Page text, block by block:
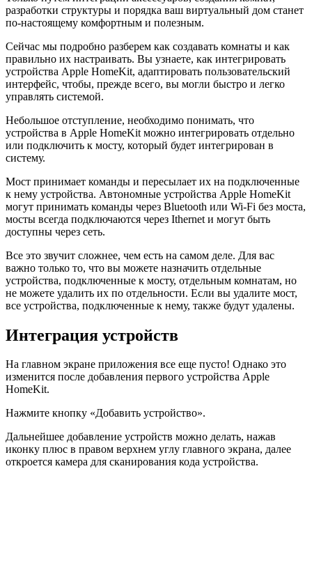
разработки структуры и порядка ваш виртуальный дом станет
по-настоящему комфортным и полезным.
Сейчас мы подробно разберем как создавать комнаты и как
правильно их настраивать. Вы узнаете, как интегрировать
устройства Apple HomeKit, адаптировать пользовательский
интерфейс, чтобы, прежде всего, вы могли быстро и легко
управлять системой.
Небольшое отступление, необходимо понимать, что
устройства в Apple HomeKit можно интегрировать отдельно
или подключить к мосту, который будет интегрирован в
систему.
Мост принимает команды и пересылает их на подключенные
к нему устройства. Автономные устройства Apple HomeKit
могут принимать команды через Bluetooth или Wi-Fi без моста,
мосты всегда подключаются через Ithernet и могут быть
доступны через сеть.
Все это звучит сложнее, чем есть на самом деле. Для вас
важно только то, что вы можете назначить отдельные
устройства, подключенные к мосту, отдельным комнатам, но
не можете удалить их по отдельности. Если вы удалите мост,
все устройства, подключенные к нему, также будут удалены.
Интеграция устройств
На главном экране приложения все еще пусто! Однако это
изменится после добавления первого устройства Apple
HomeKit.
Нажмите кнопку «Добавить устройство».
Дальнейшее добавление устройств можно делать, нажав
иконку плюс в правом верхнем углу главного экрана, далее
откроется камера для сканирования кода устройства.